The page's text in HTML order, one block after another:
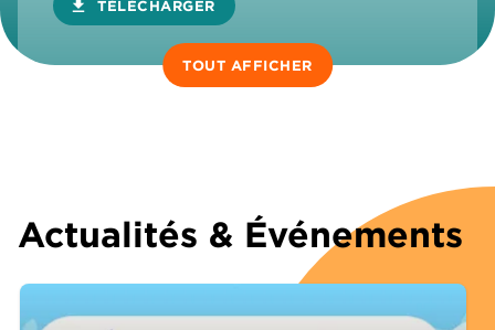
download TÉLÉCHARGER
TOUT AFFICHER
Actualités & Événements